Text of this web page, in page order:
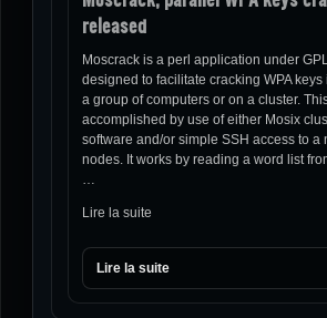
released
Moscrack is a perl application under
designed to facilitate cracking WPA
a group of computers or on a cluster.
accomplished by use of either Mosix
software and/or simple SSH access to a
nodes. It works by reading a word list
…
Lire la suite
Lire la suite